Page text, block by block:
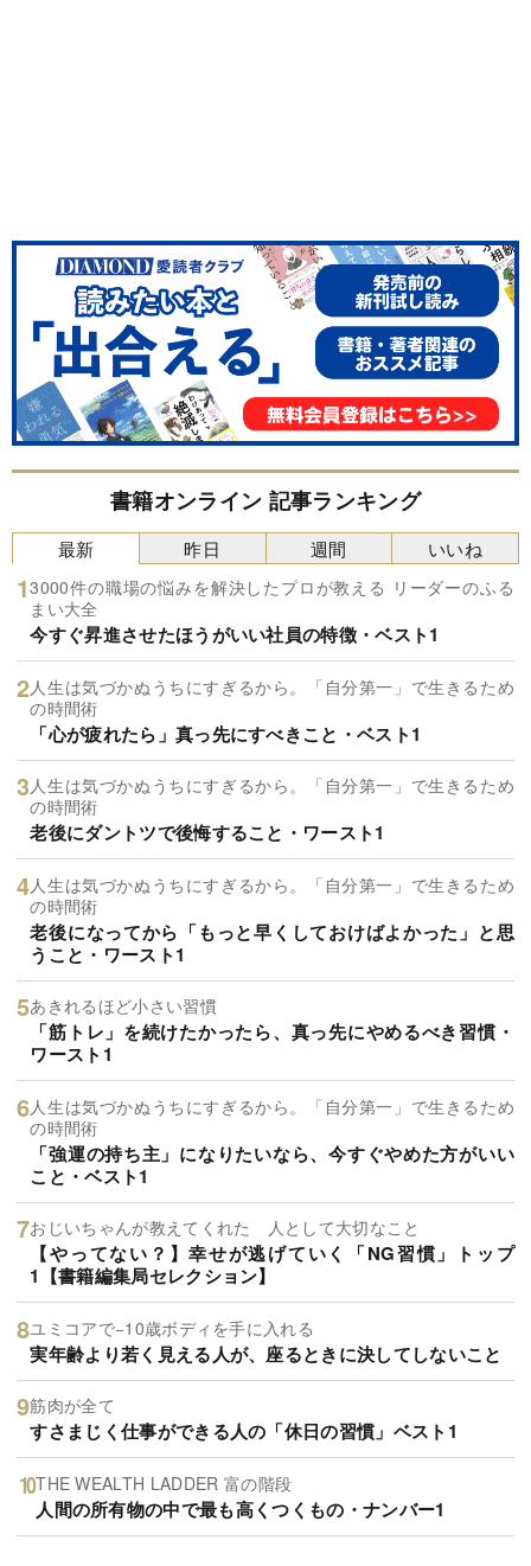
書籍オンライン 記事ランキング
最新
3000件の職場の悩みを解決したプロが教える リーダーのふる
まい大全
今すぐ昇進させたほうがいい社員の特徴・ベスト1
人生は気づかぬうちにすぎるから。「自分第一」で生きるため
の時間術
「心が疲れたら」真っ先にすべきこと・ベスト1
人生は気づかぬうちにすぎるから。「自分第一」で生きるため
の時間術
老後にダントツで後悔すること・ワースト1
人生は気づかぬうちにすぎるから。「自分第一」で生きるため
の時間術
老後になってから「もっと早くしておけばよかった」と思
うこと・ワースト1
あきれるほど小さい習慣
「筋トレ」を続けたかったら、真っ先にやめるべき習慣・
ワースト1
人生は気づかぬうちにすぎるから。「自分第一」で生きるため
の時間術
「強運の持ち主」になりたいなら、今すぐやめた方がいい
こと・ベスト1
おじいちゃんが教えてくれた 人として大切なこと
【やってない？】幸せが逃げていく「NG習慣」トップ
1【書籍編集局セレクション】
ユミコアで−10歳ボディを手に入れる
実年齢より若く見える人が、座るときに決してしないこと
筋肉が全て
すさまじく仕事ができる人の「休日の習慣」ベスト1
THE WEALTH LADDER 富の階段
人間の所有物の中で最も高くつくもの・ナンバー1
昨日 週間 いいね